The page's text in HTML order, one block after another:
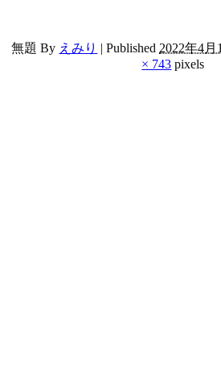
無題 By えみり | Published 2022年4月
× 743 pixels